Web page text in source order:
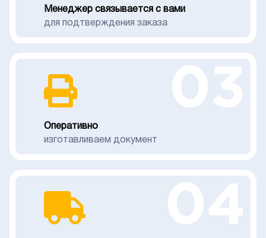
Менеджер связывается с вами
для подтверждения заказа
Оперативно
изготавливаем документ